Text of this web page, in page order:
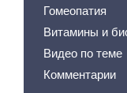
Гомеопатия
Витамины и
Видео по теме
Комментарии